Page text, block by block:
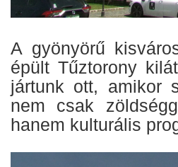
A gyönyörű
épült Tűztorony
jártunk ott, amikor
nem csak
hanem kulturális